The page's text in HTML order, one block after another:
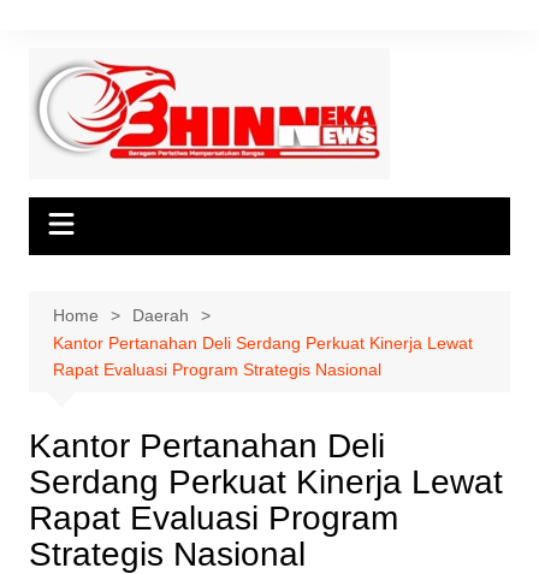
content
Home
Daerah
Kantor Pertanahan Deli Serdang Perkuat Kinerja Lewat
Rapat Evaluasi Program Strategis Nasional
Kantor Pertanahan Deli
Serdang Perkuat Kinerja Lewat
Rapat Evaluasi Program
Strategis Nasional